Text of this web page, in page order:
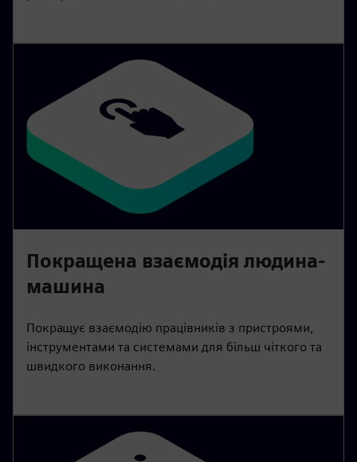
Покращена взаємодія людина-
машина
Покращує взаємодію працівників з пристроями,
інструментами та системами для більш чіткого та
швидкого виконання.